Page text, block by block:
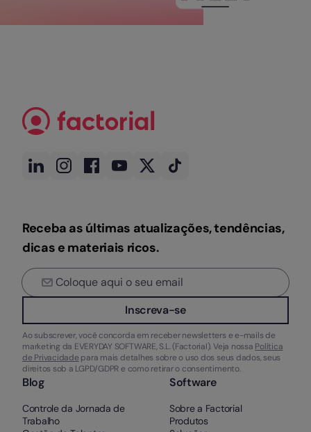
Receba as últimas atualizações, tendências,
dicas e materiais ricos.
Inscreva-se
Ao subscrever, você concorda em receber newsletters e e-mails de
marketing da EVERYDAY SOFTWARE, S.L. (Factorial). Veja nossa Política
de Privacidade para mais detalhes sobre o uso dos seus dados, seus
direitos sob a LGPD/GDPR e como retirar o consentimento.
Blog
Controle da Jornada de
Trabalho
Software
Sobre a Factorial
Produtos